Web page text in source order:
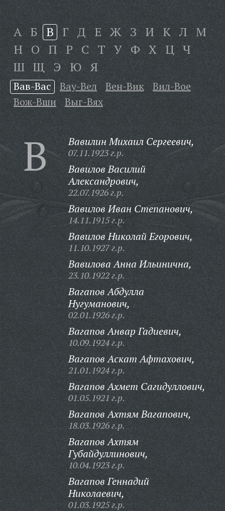
А Б В Г Д Е Ж З И К Л М
Н О П Р С Т У Ф Х Ц Ч
Ш Щ Э Ю Я
Вав-Вас Вау-Вел Вен-Вик
Вил-Вое
Вож-Вши
Выг-Вях
В Вавилин Михаил Сергеевич,
07.11.1923 г.р.
Вавилов Василий
Александрович,
22.07.1926 г.р.
Вавилов Иван Степанович,
14.11.1915 г.р.
Вавилов Николай Егорович,
11.10.1927 г.р.
Вавилова Анна Ильинична,
23.10.1922 г.р.
Вагапов Абдулла
Нугуманович,
02.01.1926 г.р.
Вагапов Анвар Гадиевич,
10.09.1924 г.р.
Вагапов Аскат Афтахович,
21.01.1924 г.р.
Вагапов Ахмет Сагидуллович,
01.05.1921 г.р.
Вагапов Ахтям Вагапович,
18.03.1926 г.р.
Вагапов Ахтям
Губайдуллинович,
10.04.1923 г.р.
Вагапов Геннадий
Николаевич,
01.03.1925 г.р.